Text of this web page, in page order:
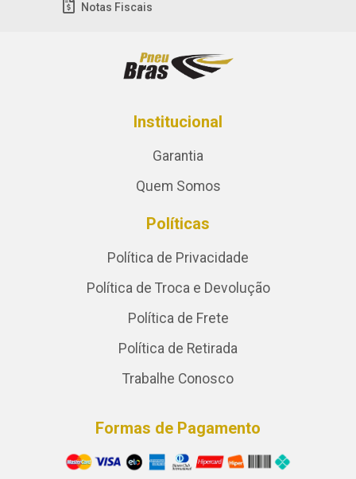
Notas Fiscais
Institucional
Garantia
Quem Somos
Políticas
Política de Privacidade
Política de Troca e Devolução
Política de Frete
Política de Retirada
Trabalhe Conosco
Formas de Pagamento